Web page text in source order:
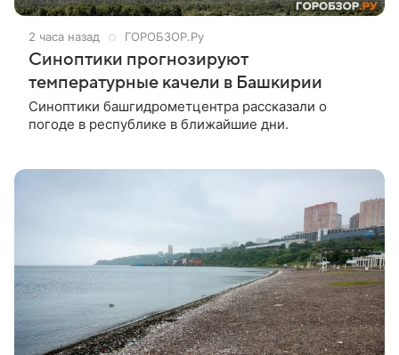
2 часа назад ГОРОБЗОР.Ру
Синоптики прогнозируют
температурные качели в Башкирии
Синоптики башгидрометцентра рассказали о
погоде в республике в ближайшие дни.